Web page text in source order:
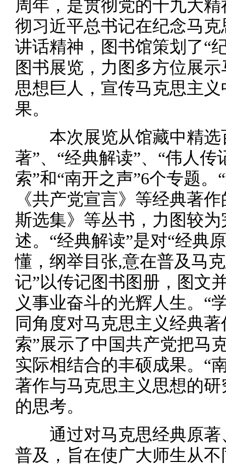
周年，是贯彻党的十九大
彻习近平总书记在纪念马
讲话精神，图书馆策划了“
图书展览，力图多方位展
思想巨人，宣传马克思主
果。
本次展览从馆藏中精选
著”、“经典解读”、“伟人传
索”和“南开之声”6个专题
《共产党宣言》等经典著
斯选集》等丛书，力图较
述。“经典解读”是对“经典
懂，纲举目张,意在普及马
记”以传记图书图册，图文
义事业奋斗的光辉人生。“
同角度对马克思主义经典
索”展示了中国共产党把马
实际相结合的丰硕成果。“
著作与马克思主义思想的
的思考。
通过对马克思经典原著
普及，旨在使广大师生从